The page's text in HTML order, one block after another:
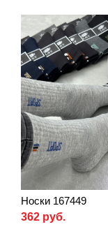
Носки 167449
362 руб.